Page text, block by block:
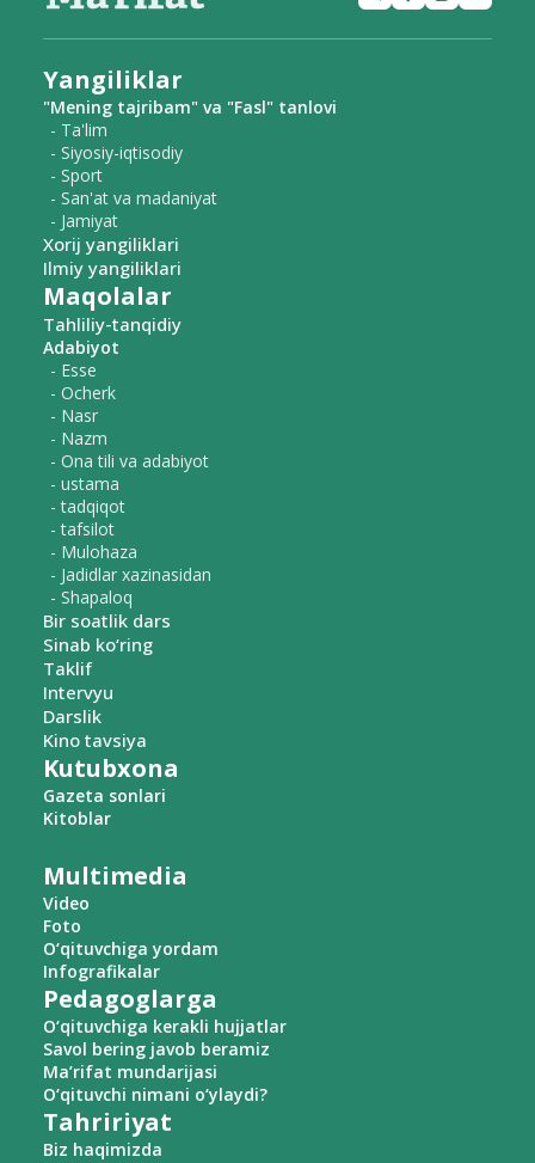
Yangiliklar
"Mening tajribam" va "Fasl" tanlovi
- Ta'lim
- Siyosiy-iqtisodiy
- Sport
- San'at va madaniyat
- Jamiyat
Xorij yangiliklari
Ilmiy yangiliklari
Maqolalar
Tahliliy-tanqidiy
Adabiyot
- Esse
- Ocherk
- Nasr
- Nazm
- Ona tili va adabiyot
- ustama
- tadqiqot
- tafsilot
- Mulohaza
- Jadidlar xazinasidan
- Shapaloq
Bir soatlik dars
Sinab ko‘ring
Taklif
Intervyu
Darslik
Kino tavsiya
Kutubxona
Gazeta sonlari
Kitoblar
Multimedia
Video
Foto
O‘qituvchiga yordam
Infografikalar
Pedagoglarga
O‘qituvchiga kerakli hujjatlar
Savol bering javob beramiz
Ma’rifat mundarijasi
O‘qituvchi nimani o‘ylaydi?
Tahririyat
Biz haqimizda